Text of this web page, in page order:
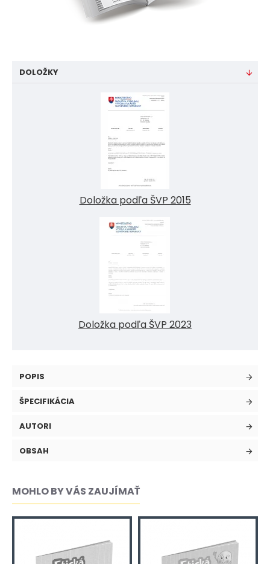
DOLOŽKY
Doložka podľa ŠVP 2015
Doložka podľa ŠVP 2023
POPIS
ŠPECIFIKÁCIA
AUTORI
OBSAH
MOHLO BY VÁS ZAUJÍMAŤ